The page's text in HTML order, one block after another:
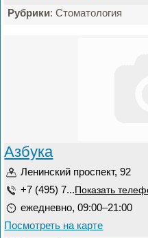
Рубрики: Стоматология
Азбука
Ленинский проспект, 92
+7 (495) 7... Показать
ежедневно, 09:00–21:00
Посмотреть на карте